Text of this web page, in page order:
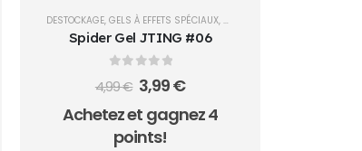
SPIDER GELDESTOCKAGE, GELS À EFFETS SPÉCIAUX, NAIL ART
Spider Gel JTING #06
sur 5
4,99€ Le
prix
initial
était :
3,99€Le
actuel
Achetez et gagnez 4
points!